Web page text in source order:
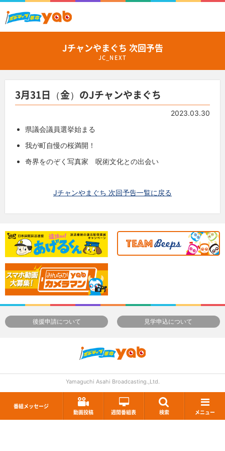
番組メッセージ
動画投稿
週間番組表 検索 メニュー
Jチャンやまぐち 次回予告
JC_NEXT
3月31日（金）のJチャンやまぐち
2023.03.30
県議会議員選挙始まる
我が町自慢の桜満開！
奇界をのぞく写真家 呪術文化との出会い
Jチャンやまぐち 次回予告一覧に戻る
後援申請について 見学申込について
Yamaguchi Asahi Broadcasting.,Ltd.